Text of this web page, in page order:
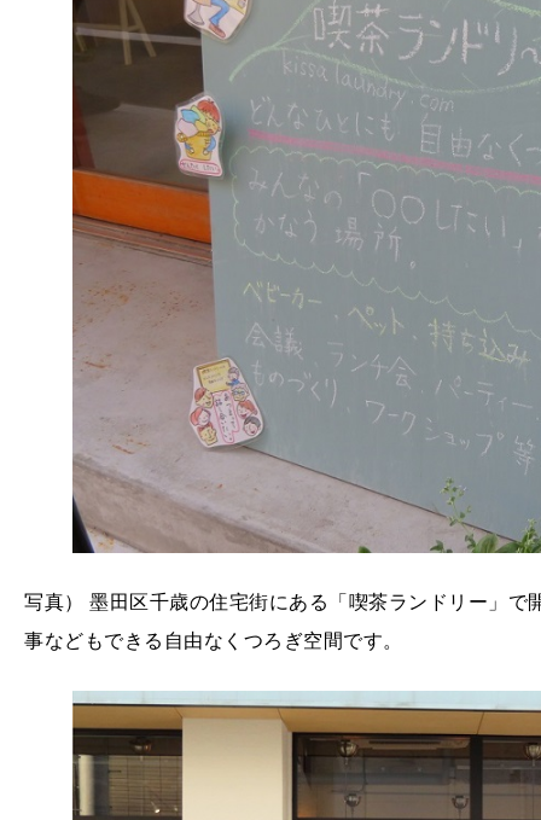
写真） 墨田区千歳の住宅街にある「喫茶ランドリー」
事などもできる自由なくつろぎ空間です。